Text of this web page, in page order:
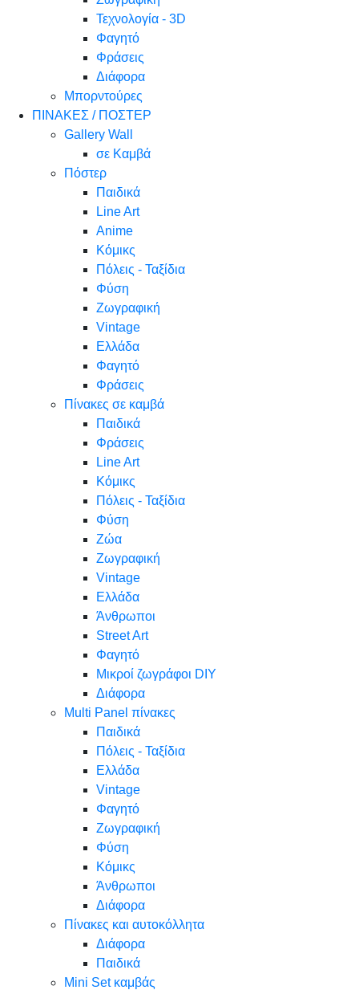
Τεχνολογία - 3D
Φαγητό
Φράσεις
Διάφορα
Μπορντούρες
ΠΙΝΑΚΕΣ / ΠΟΣΤΕΡ
Gallery Wall
σε Καμβά
Πόστερ
Παιδικά
Line Art
Anime
Κόμικς
Πόλεις - Ταξίδια
Φύση
Ζωγραφική
Vintage
Ελλάδα
Φαγητό
Φράσεις
Πίνακες σε καμβά
Παιδικά
Φράσεις
Line Art
Κόμικς
Πόλεις - Ταξίδια
Φύση
Ζώα
Ζωγραφική
Vintage
Ελλάδα
Άνθρωποι
Street Art
Φαγητό
Μικροί ζωγράφοι DIY
Διάφορα
Multi Panel πίνακες
Παιδικά
Πόλεις - Ταξίδια
Ελλάδα
Vintage
Φαγητό
Ζωγραφική
Φύση
Κόμικς
Άνθρωποι
Διάφορα
Πίνακες και αυτοκόλλητα
Διάφορα
Παιδικά
Mini Set καμβάς